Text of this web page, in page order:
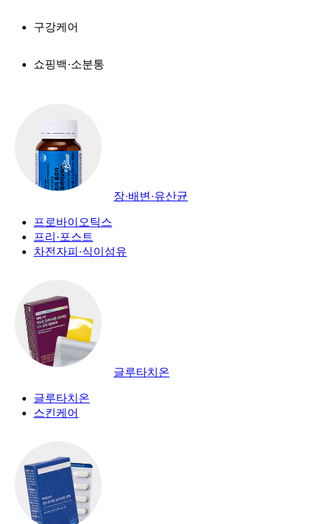
구강케어
쇼핑백·소분통
장·배변·유산균
프로바이오틱스
프리·포스트
차전자피·식이섬유
글루타치온
글루타치온
스킨케어